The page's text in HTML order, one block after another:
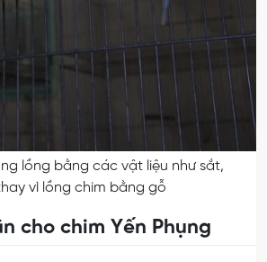
lồng bằng các vật liệu như sắt,
vì lồng chim bằng gỗ
cho chim Yến Phụng